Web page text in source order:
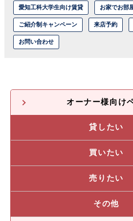
愛知工科大学生向け賃貸 お家でお部
ご紹介制キャンペーン 来店予約
お問い合わせ
オーナー様向け
貸したい
選ばれる5つの理
管理システム
買いたい
私たちの5つの強
収益物件一覧
売りたい
売却に強い5つの
その他